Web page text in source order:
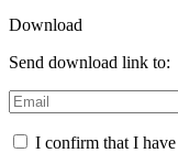
Download
Send download link to:
I confirm that I